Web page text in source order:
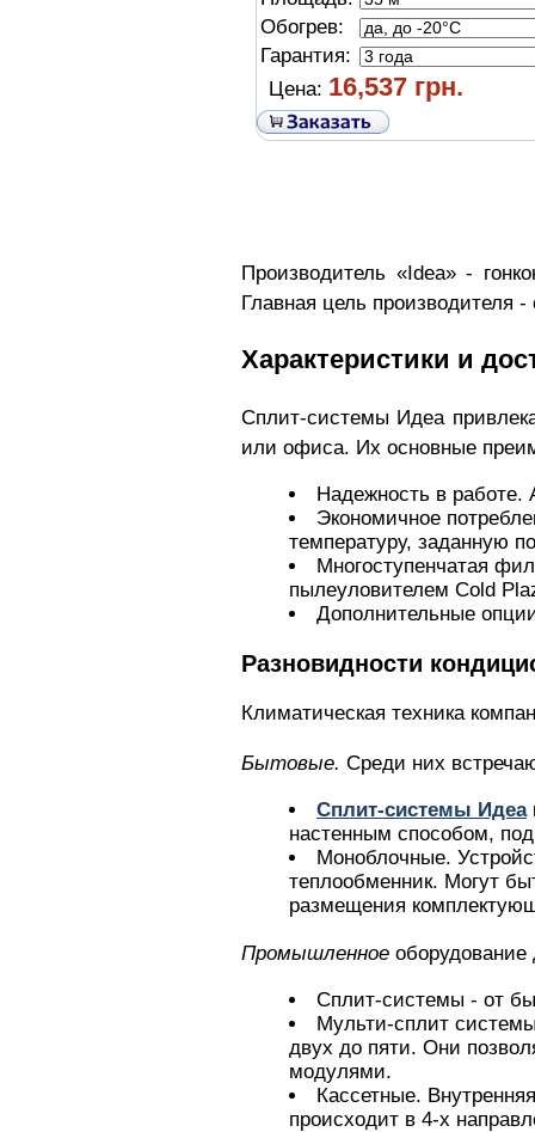
Обогрев:
Гарантия:
Цена: 16,537 грн.
Производитель «Idea» -
Главная цель производителя
Характеристики и
Сплит-системы Идеа
или офиса. Их основные
Надежность в
Экономичное
температуру, заданную
Многоступенчатая
пылеуловителем Cold
Дополнительные
Разновидности
Климатическая техника
Бытовые. Среди них
Сплит-системы Идеа
настенным способом,
Моноблочные.
теплообменник. Могут
размещения
Промышленное
Сплит-системы - от
Мульти-сплит
двух до пяти. Они
модулями.
Кассетные.
происходит в 4-х